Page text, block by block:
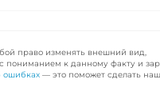
право изменять внешний вид,
пониманием к данному факту и
ошибках — это поможет сделать